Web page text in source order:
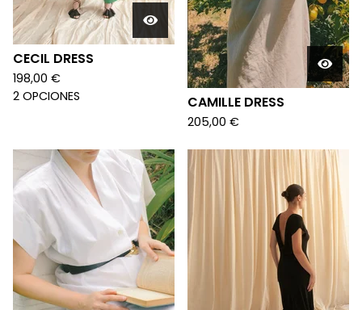
CECIL DRESS
198,00 €
2 OPCIONES
CAMILLE DRESS
205,00 €